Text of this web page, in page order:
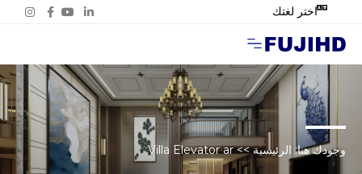
اختر لغتك
وجودك هنا: الرئيسية>>
Villa Elevator ar